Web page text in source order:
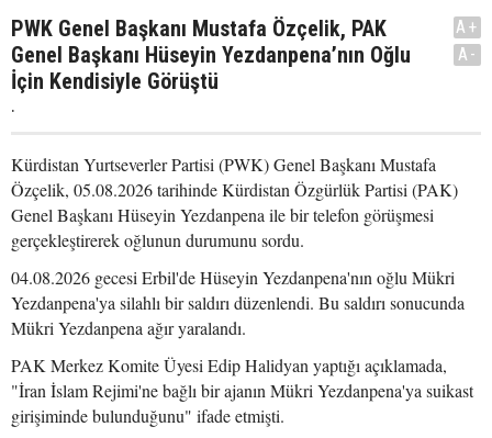
PWK Genel Başkanı Mustafa Özçelik, PAK
Genel Başkanı Hüseyin Yezdanpena’nın Oğlu
İçin Kendisiyle Görüştü
.
A+
A-
Kürdistan Yurtseverler Partisi (PWK) Genel Başkanı Mustafa
Özçelik, 05.08.2026 tarihinde Kürdistan Özgürlük Partisi (PAK)
Genel Başkanı Hüseyin Yezdanpena ile bir telefon görüşmesi
gerçekleştirerek oğlunun durumunu sordu.
04.08.2026 gecesi Erbil'de Hüseyin Yezdanpena'nın oğlu Mükri
Yezdanpena'ya silahlı bir saldırı düzenlendi. Bu saldırı sonucunda
Mükri Yezdanpena ağır yaralandı.
PAK Merkez Komite Üyesi Edip Halidyan yaptığı açıklamada,
"İran İslam Rejimi'ne bağlı bir ajanın Mükri Yezdanpena'ya suikast
girişiminde bulunduğunu" ifade etmişti.